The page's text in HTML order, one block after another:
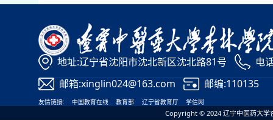
地址:辽宁省沈阳市沈北新区沈北路81号
电
邮箱:xinglin024@163.com
邮编:110135
友情链接: 中国教育在线 教育部 辽宁省教育厅 学信网
Copyright © 2024 辽宁中医药大